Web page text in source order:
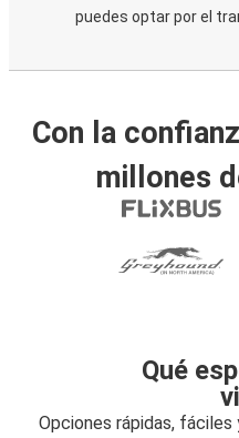
puedes optar por el
Con la
millones
Qué
Opciones rápidas,